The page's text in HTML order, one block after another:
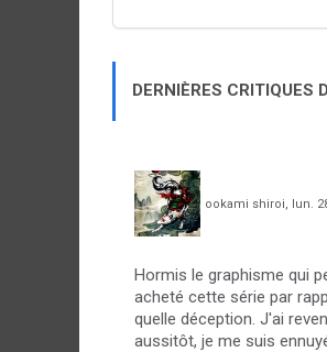
DERNIÈRES CRITIQUES
ookami shiroi, lun.
Hormis le graphisme qui
acheté cette série par
quelle déception. J'ai
aussitôt, je me suis